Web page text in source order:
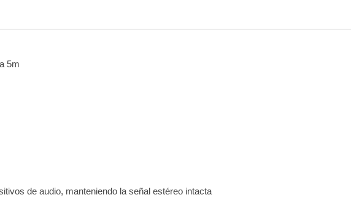
5m
de audio, manteniendo la señal estéreo intacta